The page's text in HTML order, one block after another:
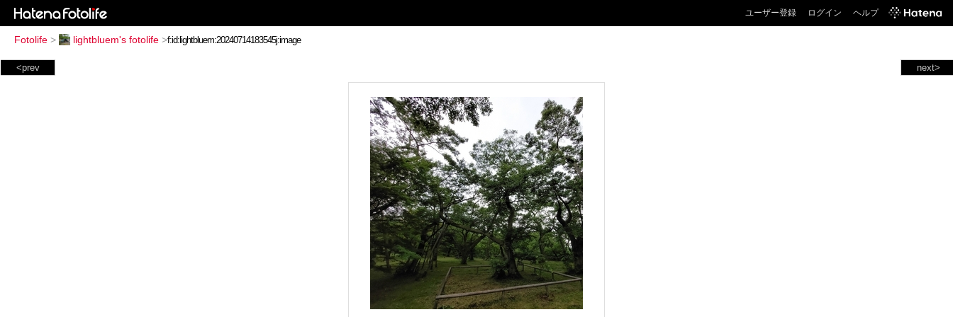
ユーザー登録 ログイン ヘルプ
Fotolife > lightbluem's fotolife >
next>
<prev